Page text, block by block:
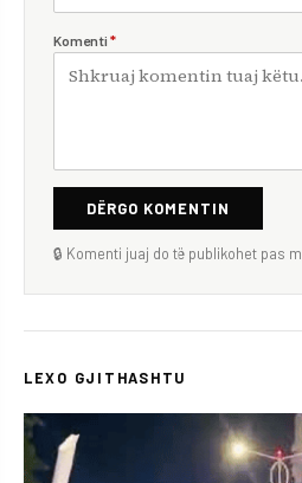
Komenti *
DËRGO KOMENTIN
🔒 Komenti juaj do të publikohet pas
LEXO GJITHASHTU